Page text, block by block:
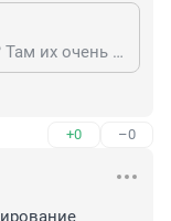
Какие бдсм практики вы любите? Там их очень много. Например связывание, наручники, шибари, шлепки, порка, лед, воск, перышки, щекотка, трамплинг, то есть когда женщина ходит по мужчине, футфетиш, бутфетиш, иглоукалывания, укусы, царапания, ролевые игры, предполагающие подчинение и доминирование (учитель, врач, полицейский, дрессировщик), фистинг, контроль оргазма партнера, игры с дыханием, завязывание глаз, использование кляпов и другое. Что из этого вам нравится?
+0 –0